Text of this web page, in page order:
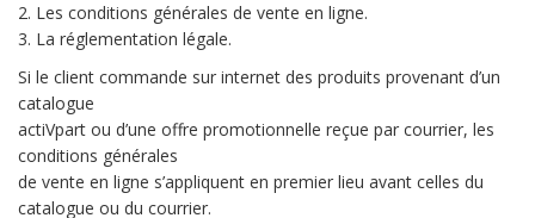
2. Les conditions générales de vente en ligne.
3. La réglementation légale.
Si le client commande sur internet des produits provenant d’un
catalogue
actiVpart ou d’une offre promotionnelle reçue par courrier, les
conditions générales
de vente en ligne s’appliquent en premier lieu avant celles du
catalogue ou du courrier.